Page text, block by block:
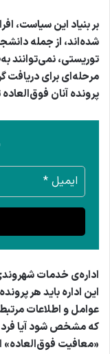
بر بنیاد این سیاست،
شده‌اند، از جمله
توریستی، نمی‌توانند
مرحله‌ای برای دریافت
پرونده آنان
اداره‌ی خدمات
این اداره باید هر
عوامل و اطلاعات
که مشخص شود آیا فرد
«معافیت فوق‌العاده»